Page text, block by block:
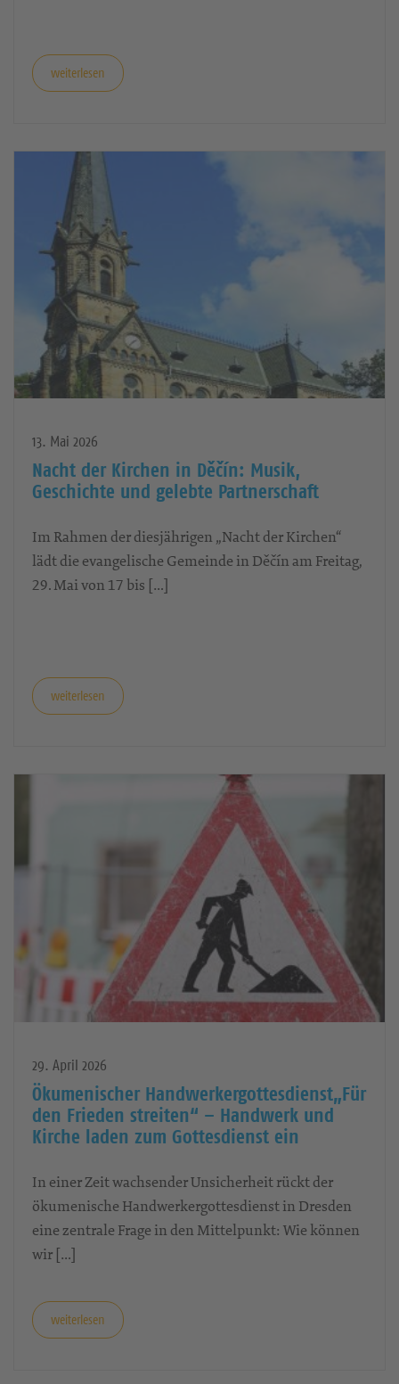
weiterlesen
13. Mai 2026
Nacht der Kirchen in Děčín: Musik,
Geschichte und gelebte Partnerschaft
Im Rahmen der diesjährigen „Nacht der Kirchen“
lädt die evangelische Gemeinde in Děčín am Freitag,
29. Mai von 17 bis […]
weiterlesen
29. April 2026
Ökumenischer Handwerkergottesdienst„Für
den Frieden streiten“ – Handwerk und
Kirche laden zum Gottesdienst ein
In einer Zeit wachsender Unsicherheit rückt der
ökumenische Handwerkergottesdienst in Dresden
eine zentrale Frage in den Mittelpunkt: Wie können
wir […]
weiterlesen